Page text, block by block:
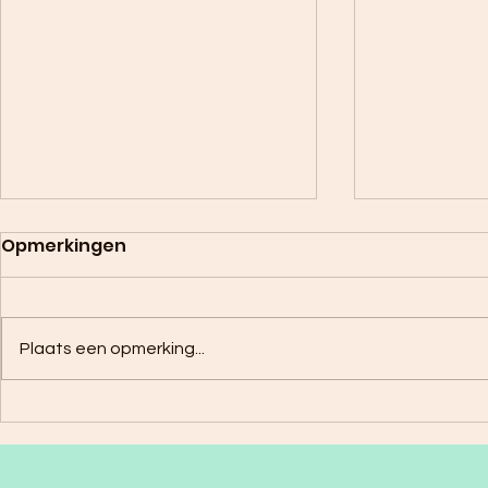
Opmerkingen
Plaats een opmerking...